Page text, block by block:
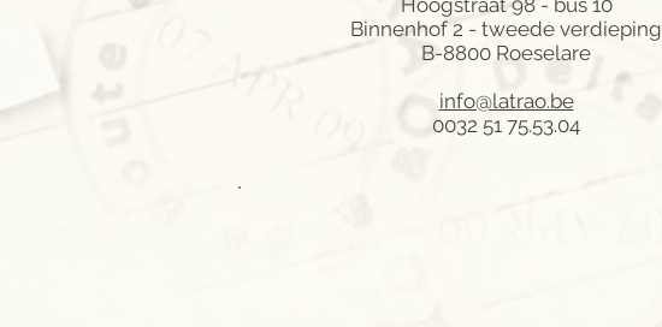
Hoogstraat 98 - bus 10
Binnenhof 2 - tweede verdieping
B-8800 Roeselare
info@latrao.be
0032 51 75.53.04